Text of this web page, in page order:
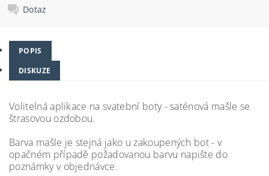
Dotaz
POPIS
DISKUZE
Volitelná aplikace na svatební boty - saténová mašle se
štrasovou ozdobou.
Barva mašle je stejná jako u zakoupených bot - v
opačném případě požadovanou barvu napište do
poznámky v objednávce.